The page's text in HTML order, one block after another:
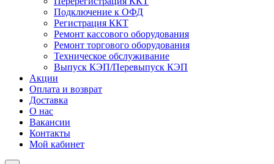
Подключение к ОФД
Регистрация ККТ
Ремонт кассового оборудования
Ремонт торгового оборудования
Техническое обслуживание
Выпуск КЭП/Перевыпуск КЭП
Акции
Оплата и возврат
Доставка
О нас
Вакансии
Контакты
Мой кабинет